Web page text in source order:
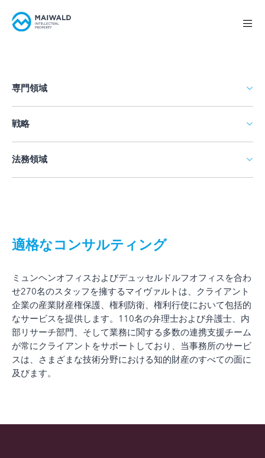
専門領域
戦略
法務領域
適格なコンサルティング
ミュンヘンオフィスおよびデュッセルドルフオフィスを合わ
せ270名のスタッフを擁するマイヴァルトは、クライアント
企業の産業財産権保護、権利防衛、権利行使において包括的
なサービスを提供します。110名の弁理士および弁護士、内
部リサーチ部門、そして業務に関する多数の連携支援チーム
が常にクライアントをサポートしており、当事務所のサービ
スは、さまざまな技術分野における知的財産のすべての面に
及びます。